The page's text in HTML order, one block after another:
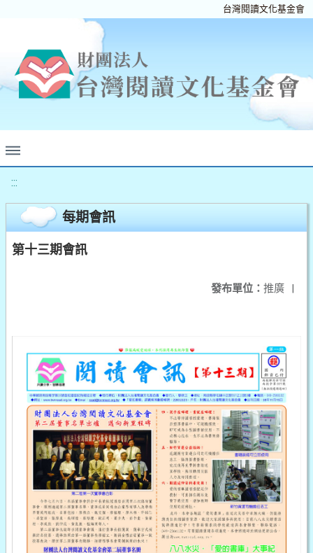
台灣閱讀文化基金會
:::
每期會訊
第十三期會訊
發布單位： 推廣 |